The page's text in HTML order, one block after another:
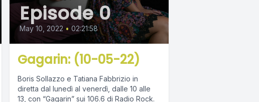
Episode 0
May 10, 2022 • 02:21:58
Gagarin: (10-05-22)
Boris Sollazzo e Tatiana Fabbrizio in
diretta dal lunedì al venerdì, dalle 10 alle
13, con “Gagarin” sui 106.6 di Radio Rock.